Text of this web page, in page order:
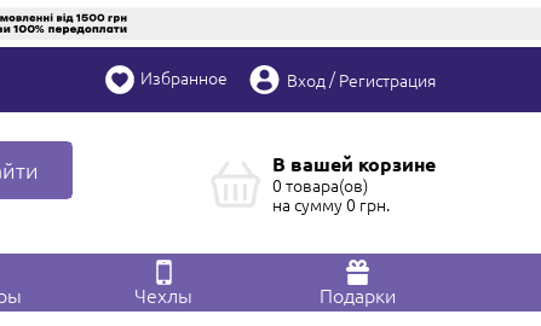
Избранное Вход /Регистрация
В вашей корзине
0 товара(ов)
на сумму0 грн.
Чехлы Подарки